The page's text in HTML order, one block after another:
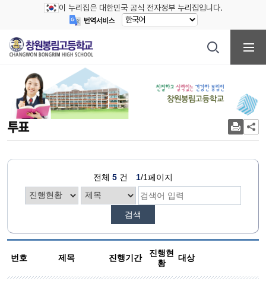
이 누리집은 대한민국 공식 전자정부 누리집입니다.
투표
전체 5 건 1/1페이지
검색
번호 제목 진행기간
진행현
황
대상